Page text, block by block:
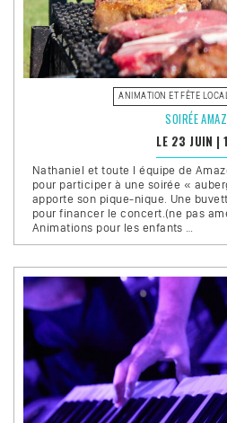
ANIMATION ET FÊTE
SOIRÉE
LE 23 JUIN |
Nathaniel et toute l équipe de
pour participer à une soirée «
apporte son pique-nique. Une
pour financer le concert.(ne pas
Animations pour les enfants …